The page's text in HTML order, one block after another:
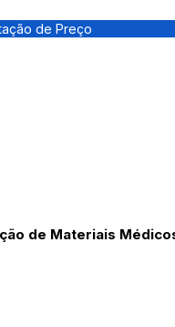
de Preço
de Materiais